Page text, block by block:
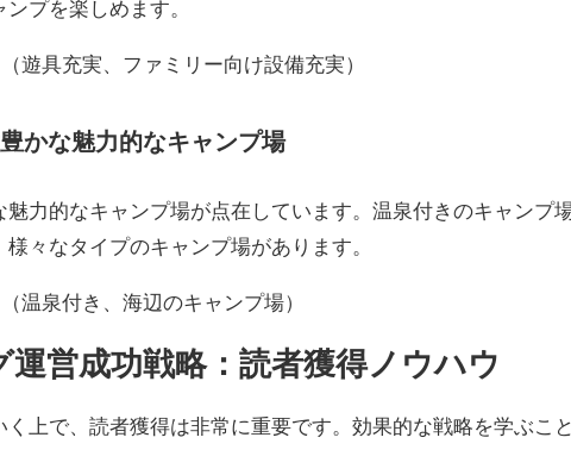
プを楽しめます。
遊具充実、ファミリー向け設備充実）
かな魅力的なキャンプ場
力的なキャンプ場が点在しています。温泉付きのキャンプ
々なタイプのキャンプ場があります。
温泉付き、海辺のキャンプ場）
営成功戦略：読者獲得ノウハウ
上で、読者獲得は非常に重要です。効果的な戦略を学ぶこ